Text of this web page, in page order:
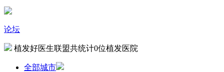
论坛
植发好医生联盟共统计0位植发医院
全部城市